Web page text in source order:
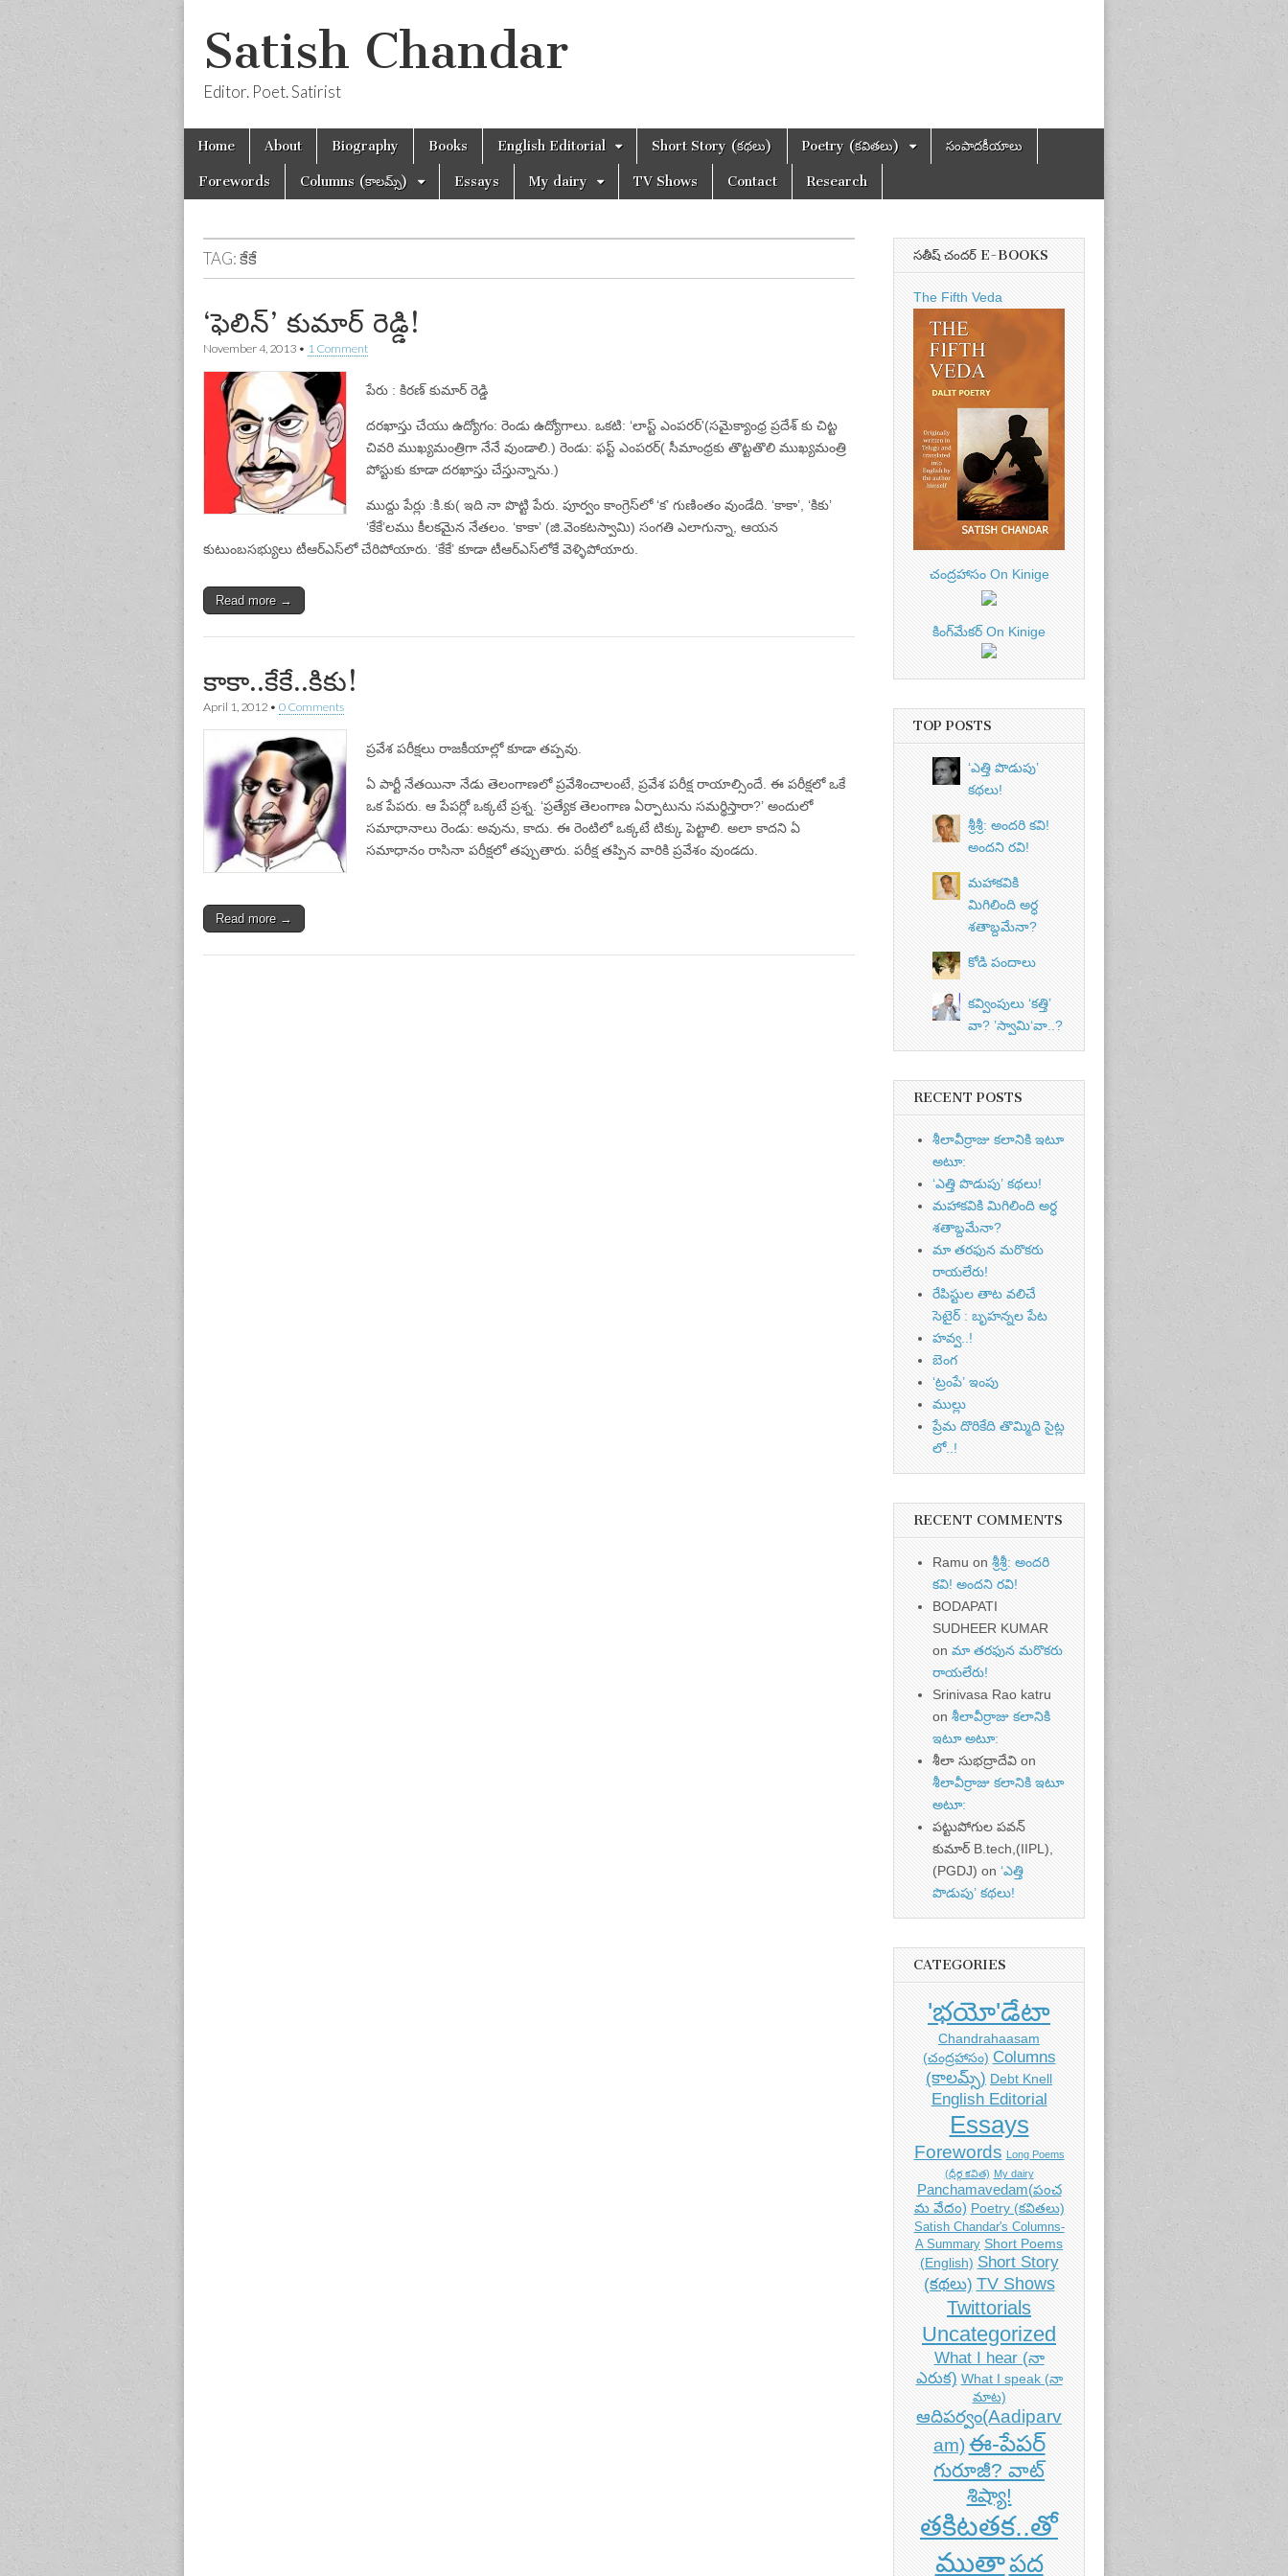
Satish Chandar
Editor. Poet. Satirist
Main
Skip
content
Home About Biography Books English Editorial Short Story (కథలు) Poetry (కవితలు) సంపాదకీయాలు
Forewords Columns (కాలమ్స్) Essays My dairy TV Shows Contact Research
TAG:కేకే
‘ఫెలిన్‌’ కుమార్‌ రెడ్డి!
November 4, 2013 • 1 Comment
పేరు : కిరణ్‌ కుమార్‌ రెడ్డి
దరఖాస్తు చేయు ఉద్యోగం: రెండు ఉద్యోగాలు. ఒకటి: ‘లాస్ట్‌ ఎంపరర్‌'(సమైక్యాంధ్ర ప్రదేశ్‌ కు చిట్ట
చివరి ముఖ్యమంత్రిగా నేనే వుండాలి.) రెండు: ఫస్ట్‌ ఎంపరర్‌( సీమాంధ్రకు తొట్టతొలి ముఖ్యమంత్రి
పోస్టుకు కూడా దరఖాస్తు చేస్తున్నాను.)
ముద్దు పేర్లు :కి.కు( ఇది నా పొట్టి పేరు. పూర్వం కాంగ్రెస్‌లో ‘క’ గుణింతం వుండేది. ‘కాకా’, ‘కికు’
‘కేకే’లము కీలకమైన నేతలం. ‘కాకా’ (జి.వెంకటస్వామి) సంగతి ఎలాగున్నా, ఆయన
కుటుంబసభ్యులు టీఆర్‌ఎస్‌లో చేరిపోయారు. ‘కేకే’ కూడా టీఆర్‌ఎస్‌లోకే వెళ్ళిపోయారు.
Read more →
కాకా..కేకే..కికు!
April 1, 2012 • 0 Comments
ప్రవేశ పరీక్షలు రాజకీయాల్లో కూడా తప్పవు.
ఏ పార్టీ నేతయినా నేడు తెలంగాణలో ప్రవేశించాలంటే, ప్రవేశ పరీక్ష రాయాల్సిందే. ఈ పరీక్షలో ఒకే
ఒక పేపరు. ఆ పేపర్లో ఒక్కటే ప్రశ్న. ‘ప్రత్యేక తెలంగాణ ఏర్పాటును సమర్థిస్తారా?’ అందులో
సమాధానాలు రెండు: అవును, కాదు. ఈ రెంటిలో ఒక్కటే టిక్కు పెట్టాలి. అలా కాదని ఏ
సమాధానం రాసినా పరీక్షలో తప్పుతారు. పరీక్ష తప్పిన వారికి ప్రవేశం వుండదు.
Read more →
సతీష్ చందర్ E-BOOKS
The Fifth Veda
చంద్రహాసం On Kinige
కింగ్‌మేకర్ On Kinige
TOP POSTS
‘ఎత్తి పొడుపు’
కథలు!
శ్రీశ్రీ: అందరి కవి!
అందని రవి!
మహాకవికి
మిగిలింది అర్ధ
శతాబ్దమేనా?
కోడి పందాలు
కవ్వింపులు ‘కత్తి’
వా? ’స్వామి‘వా..?
RECENT POSTS
శీలావీర్రాజు కలానికి ఇటూ
అటూ:
‘ఎత్తి పొడుపు’ కథలు!
మహాకవికి మిగిలింది అర్ధ
శతాబ్దమేనా?
మా తరఫున మరొకరు
రాయలేరు!
రేపిస్టుల తాట వలిచే
సెటైర్ : బృహన్నల పేట
హవ్వ..!
బెంగ
‘ట్రంపే’ ఇంపు
ముల్లు
ప్రేమ దొరికేది తొమ్మిది సైట్ల
లో..!
RECENT COMMENTS
Ramu on శ్రీశ్రీ: అందరి
కవి! అందని రవి!
BODAPATI
SUDHEER KUMAR
on మా తరఫున మరొకరు
రాయలేరు!
Srinivasa Rao katru
on శీలావీర్రాజు కలానికి
ఇటూ అటూ:
శీలా సుభద్రాదేవి on
శీలావీర్రాజు కలానికి ఇటూ
అటూ:
పట్టుపోగుల పవన్
కుమార్ B.tech,(IIPL),
(PGDJ) on ‘ఎత్తి
పొడుపు’ కథలు!
CATEGORIES
'భయో'డేటా
Chandrahaasam
(చంద్రహాసం) Columns
(కాలమ్స్) Debt Knell
English Editorial
Essays
Forewords
Long Poems
(ధీర్గ కవిత) My dairy
Panchamavedam(పంచ
మ వేదం) Poetry (కవితలు)
Satish Chandar's Columns-
A Summary Short Poems
(English) Short Story
(కథలు) TV Shows
Twittorials
Uncategorized
What I hear (నా
ఎరుక) What I speak (నా
మాట)
ఆదిపర్వం(Aadiparv
am) ఈ-పేపర్
గురూజీ? వాట్
శిష్యా!
తకిటతక..తో
ముతాపద